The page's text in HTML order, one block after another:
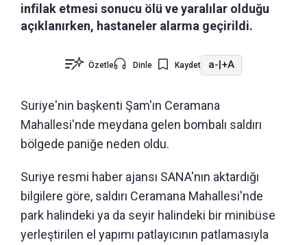
infilak etmesi sonucu ölü ve yaralılar olduğu
açıklanırken, hastaneler alarma geçirildi.
Özetle Dinle Kaydet a-|+A
Suriye'nin başkenti Şam'ın Ceramana
Mahallesi'nde meydana gelen bombalı saldırı
bölgede paniğe neden oldu.
Suriye resmi haber ajansı SANA'nın aktardığı
bilgilere göre, saldırı Ceramana Mahallesi'nde
park halindeki ya da seyir halindeki bir minibüse
yerleştirilen el yapımı patlayıcının patlamasıyla